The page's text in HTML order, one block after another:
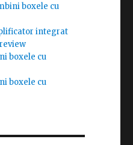
boxele cu
integrat
boxele cu
boxele cu